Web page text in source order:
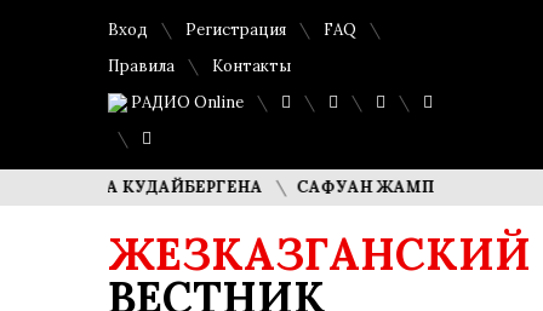
Вход Регистрация
FAQ
Правила
Контакты
РАДИО Online
КУДАЙБЕРГЕНА САФУАН ЖАМПЕИСОВ: «МЫ
ЖЕЗКАЗГАНСКИЙ
ВЕСТНИК